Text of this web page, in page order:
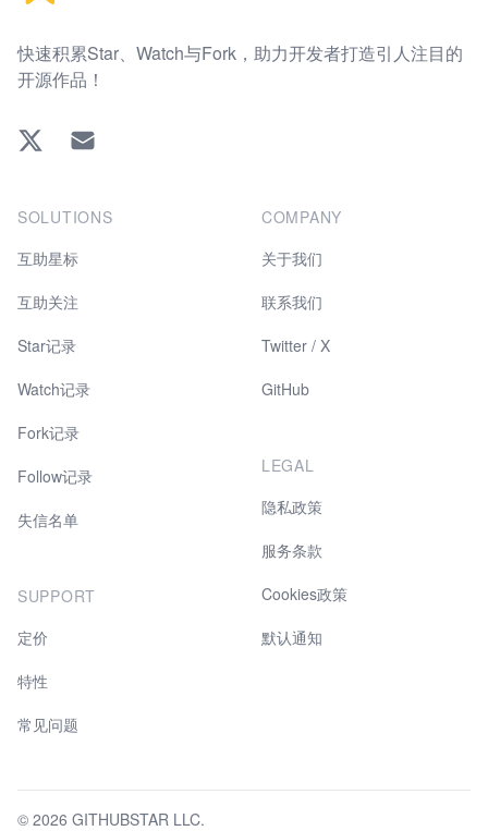
快速积累Star、Watch与Fork，助力开发者打造引人注目的
开源作品！
Twitter EMAIL
SOLUTIONS
互助星标
互助关注
Star记录
Watch记录
Fork记录
Follow记录
失信名单
SUPPORT
定价
特性
常见问题
COMPANY
关于我们
联系我们
Twitter / X
GitHub
LEGAL
隐私政策
服务条款
Cookies政策
默认通知
© 2026 GITHUBSTAR LLC.